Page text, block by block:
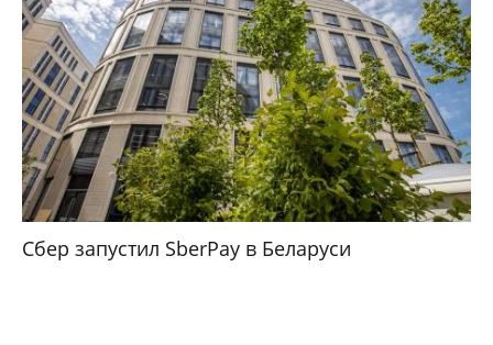
Сбер запустил SberPay в Беларуси